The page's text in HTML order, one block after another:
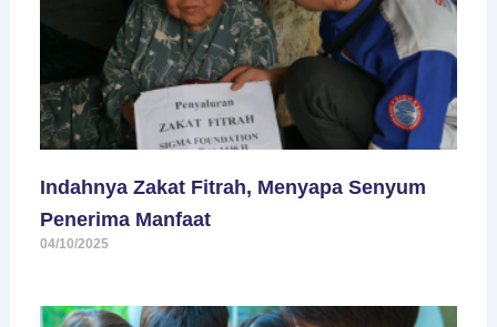
Indahnya Zakat Fitrah, Menyapa Senyum
Penerima Manfaat
04/10/2025